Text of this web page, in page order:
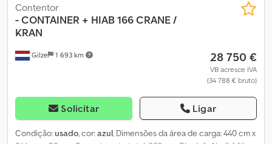
Gilze 1 693 km
Contentor
-CONTAINER + HIAB 166 CRANE /
KRAN
28 750 €
VB acresce IVA
(34 788 € bruto)
Solicitar Ligar
Condição:usado, cor:azul, Dimensões da área de carga: 440 cm x